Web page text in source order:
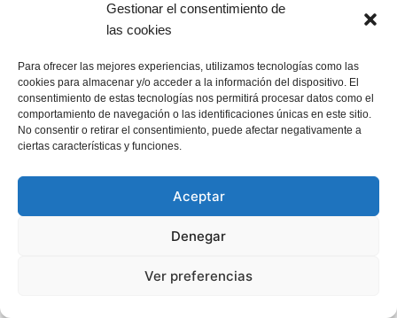
Gestionar el consentimiento de
las cookies
Para ofrecer las mejores experiencias, utilizamos tecnologías como las
cookies para almacenar y/o acceder a la información del dispositivo. El
consentimiento de estas tecnologías nos permitirá procesar datos como el
comportamiento de navegación o las identificaciones únicas en este sitio.
No consentir o retirar el consentimiento, puede afectar negativamente a
ciertas características y funciones.
Aceptar
Denegar
Ver preferencias
experiencia corporal. No solo entiendes su
problema intelectualmente, lo «sientes» con él.
Esto crea una base de confianza muy sólida para
empezar a trabajar.
Ejemplo 9: Cliente auditivo —
Estás presentando una nueva propuesta
y tiene un sistema representacional